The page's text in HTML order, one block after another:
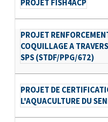
PROJET FISH4ACP
PROJET
COQUILLAGE A
SPS (STDF/PPG/672)
PROJET DE
L'AQUACULTURE DU